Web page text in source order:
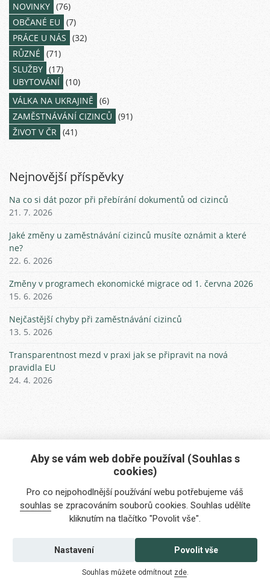
NOVINKY (76)
OBČANÉ EU (7)
PRÁCE U NÁS (32)
RŮZNÉ (71)
SLUŽBY (17)
UBYTOVÁNÍ (10)
VÁLKA NA UKRAJINĚ (6)
ZAMĚSTNÁVÁNÍ CIZINCŮ (91)
ŽIVOT V ČR (41)
Nejnovější příspěvky
Na co si dát pozor při přebírání dokumentů od cizinců
21. 7. 2026
Jaké změny u zaměstnávání cizinců musíte oznámit a které
ne?
22. 6. 2026
Změny v programech ekonomické migrace od 1. června 2026
15. 6. 2026
Nejčastější chyby při zaměstnávání cizinců
13. 5. 2026
Transparentnost mezd v praxi jak se připravit na nová
pravidla EU
24. 4. 2026
Máte zájem o naše služby?
Potřebujete poradit?
info@foreigners.cz
+420 211 221 492
Kontaktujte nás
Aby se vám web dobře používal (Souhlas s
cookies)
Pro co nejpohodlnější používání webu potřebujeme váš
souhlas se zpracováním souborů cookies. Souhlas udělíte
kliknutím na tlačítko "Povolit vše".
Povolit vše
Nastavení
Souhlas můžete odmítnout zde.